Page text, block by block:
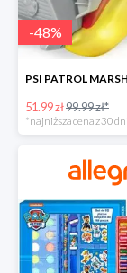
-48%
51.99 zł99.99 zł*